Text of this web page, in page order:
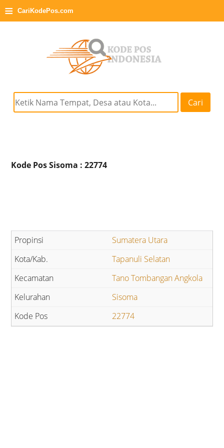
≡ CariKodePos.com
Cari
Kode Pos Sisoma : 22774
Sumatera Utara
Tapanuli Selatan
Tano Tombangan Angkola
Sisoma
22774